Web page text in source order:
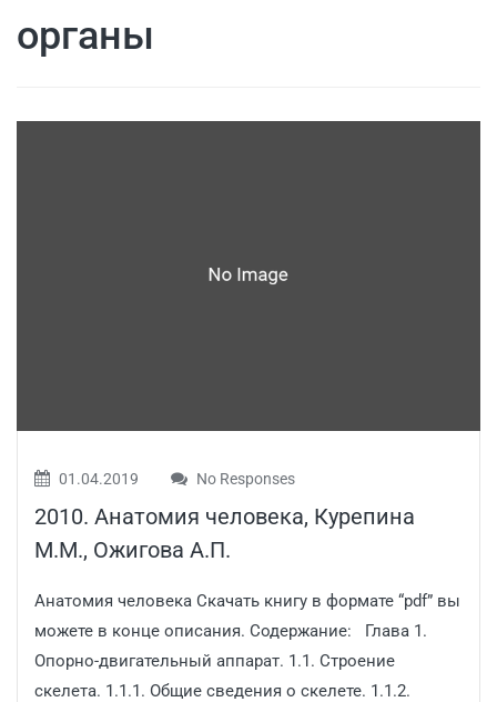
органы
01.04.2019 No Responses
2010. Анатомия человека, Курепина
М.М., Ожигова А.П.
Анатомия человека Скачать книгу в формате “pdf” вы
можете в конце описания. Содержание: Глава 1.
Опорно-двигательный аппарат. 1.1. Строение
скелета. 1.1.1. Общие сведения о скелете. 1.1.2.